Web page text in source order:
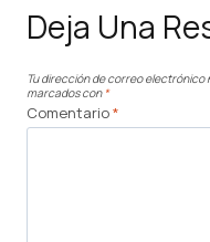
Deja Una
Tu dirección de correo electrónico
marcados con *
Comentario*